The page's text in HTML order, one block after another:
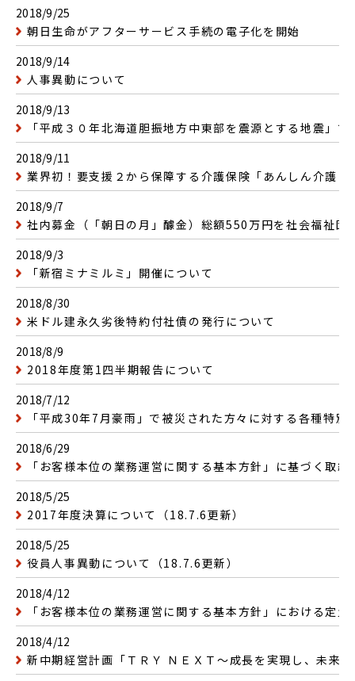
2018/9/25
朝日生命がアフターサービス手続の電子化を開始
2018/9/14
人事異動について
2018/9/13
「平成３０年北海道胆振地方中東部を震源とする地震」
2018/9/11
業界初！要支援２から保障する介護保険「あんしん介護
2018/9/7
社内募金（「朝日の月」醵金）総額550万円を社会福祉団
2018/9/3
「新宿ミナミルミ」開催について
2018/8/30
米ドル建永久劣後特約付社債の発行について
2018/8/9
2018年度第1四半期報告について
2018/7/12
「平成30年7月豪雨」で被災された方々に対する各種特
2018/6/29
「お客様本位の業務運営に関する基本方針」に基づく取
2018/5/25
2017年度決算について（18.7.6更新）
2018/5/25
役員人事異動について（18.7.6更新）
2018/4/12
「お客様本位の業務運営に関する基本方針」における定
2018/4/12
新中期経営計画「ＴＲＹ ＮＥＸＴ〜成長を実現し、未来